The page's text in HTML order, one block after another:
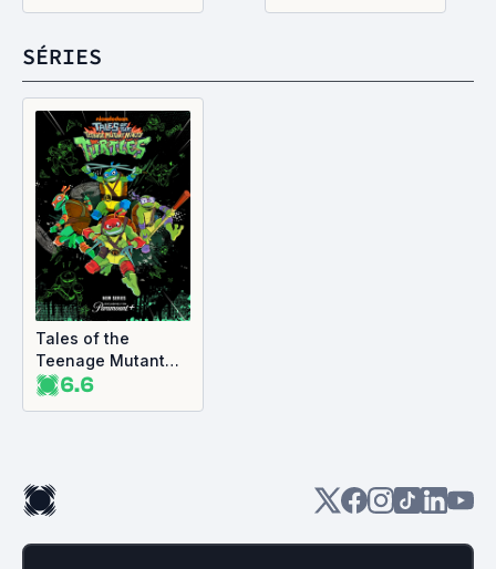
SÉRIES
Tales of the
Teenage Mutant
Ninja Turtles :
6.6